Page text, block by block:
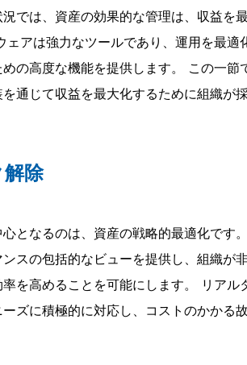
では、資産の効果的な管理は、収益を
アは強力なツールであり、運用を最適
の高度な機能を提供します。 この一節
通じて収益を最大化するために組織が
除
となるのは、資産の戦略的最適化です
スの包括的なビューを提供し、組織が
を高めることを可能にします。 リアル
ズに積極的に対応し、コストのかかる